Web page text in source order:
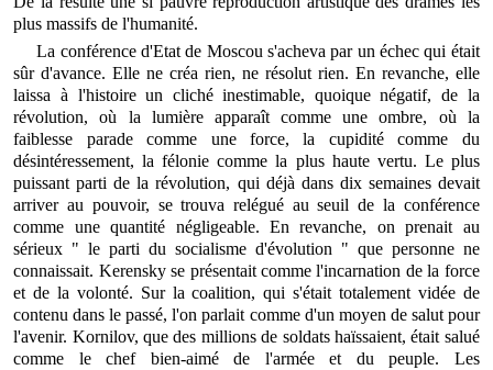
plus massifs de l'humanité.
La conférence d'Etat de Moscou s'acheva par un échec qui était
sûr d'avance. Elle ne créa rien, ne résolut rien. En revanche, elle
laissa à l'histoire un cliché inestimable, quoique négatif, de la
révolution, où la lumière apparaît comme une ombre, où la
faiblesse parade comme une force, la cupidité comme du
désintéressement, la félonie comme la plus haute vertu. Le plus
puissant parti de la révolution, qui déjà dans dix semaines devait
arriver au pouvoir, se trouva relégué au seuil de la conférence
comme une quantité négligeable. En revanche, on prenait au
sérieux " le parti du socialisme d'évolution " que personne ne
connaissait. Kerensky se présentait comme l'incarnation de la force
et de la volonté. Sur la coalition, qui s'était totalement vidée de
contenu dans le passé, l'on parlait comme d'un moyen de salut pour
l'avenir. Kornilov, que des millions de soldats haïssaient, était salué
comme le chef bien-aimé de l'armée et du peuple. Les